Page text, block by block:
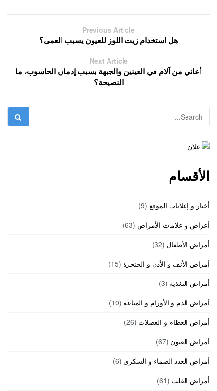
Previous Article
هل استخدام زيت اللوز للعيون يسبب العمى؟
Next Article
أعاني من آلام في العينين والجبهة بسبب إدمان الحاسوب، ما
النصيحة؟
الأقسام
أخبار و إعلانات الموقع (9)
أعراض و علامات الأمراض (63)
أمراض الأطفال (32)
أمراض الأنف و الأذن و الحنجرة (15)
أمراض التغذية (3)
أمراض الدم و الأورام و المناعة (10)
أمراض العظام و العضلات (26)
أمراض العيون (67)
أمراض الغدد الصماء و السكري (6)
أمراض القلب (61)